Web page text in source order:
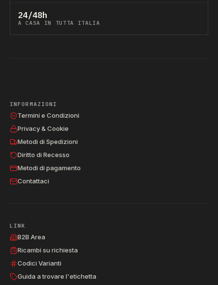
24/48h
A CASA IN TUTTA ITALIA
INFORMAZIONI
Termini e Condizioni
Privacy & Cookie
Metodi di Spedizioni
Diritto di Recesso
Metodi di pagamento
Contattaci
LINK
B2B Area
Ricambi su richiesta
Codici Varianti
Guida a trovare l'etichetta